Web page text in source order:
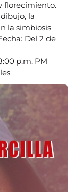
florecimiento.
la
la simbiosis
Del 2 de
p.m. PM